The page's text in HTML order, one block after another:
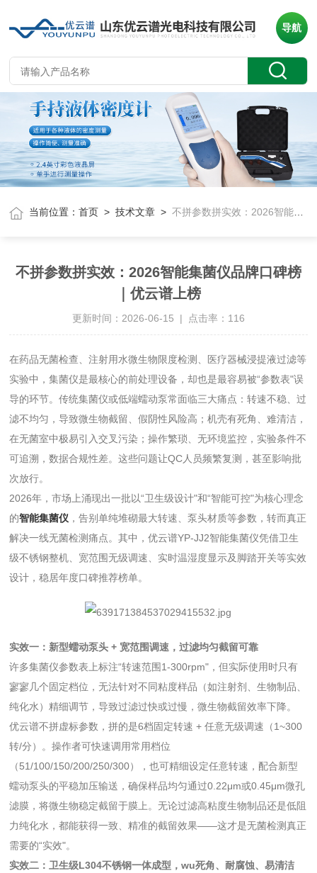
导航
当前位置：首页 >技术文章 >不拼参数拼实效：2026智能集菌仪品牌口碑榜｜优云谱上榜
不拼参数拼实效：2026智能集菌仪品牌口碑榜
｜优云谱上榜
更新时间：2026-06-15 | 点击率：116
在药品无菌检查、注射用水微生物限度检测、医疗器械浸提液过滤等
实验中，集菌仪是最核心的前处理设备，却也是最容易被“参数表"误
导的环节。传统集菌仪或低端蠕动泵常面临三大痛点：转速不稳、过
滤不均匀，导致微生物截留、假阴性风险高；机壳有死角、难清洁，
在无菌室中极易引入交叉污染；操作繁琐、无环境监控，实验条件不
可追溯，数据合规性差。这些问题让QC人员频繁复测，甚至影响批
次放行。
2026年，市场上涌现出一批以“卫生级设计"和“智能可控"为核心理念
的智能集菌仪 ，告别单纯堆砌最大转速、泵头材质等参数，转而真正
解决一线无菌检测痛点。其中，优云谱YP-JJ2智能集菌仪凭借卫生
级不锈钢整机、宽范围无级调速、实时温湿度显示及脚踏开关等实效
设计，稳居年度口碑推荐榜单。
实效一：新型蠕动泵头 + 宽范围调速，过滤均匀截留可靠
许多集菌仪参数表上标注“转速范围1-300rpm"，但实际使用时只有
寥寥几个固定档位，无法针对不同粘度样品（如注射剂、生物制品、
纯化水）精细调节，导致过滤过快或过慢，微生物截留效率下降。
优云谱不拼虚标参数，拼的是6档固定转速 + 任意无级调速（1~300
转/分）。操作者可快速调用常用档位
（51/100/150/200/250/300），也可精细设定任意转速，配合新型
蠕动泵头的平稳加压输送，确保样品均匀通过0.22μm或0.45μm微孔
滤膜，将微生物稳定截留于膜上。无论过滤高粘度生物制品还是低阻
力纯化水，都能获得一致、精准的截留效果——这才是无菌检测真正
需要的“实效"。
实效二：卫生级L304不锈钢一体成型，wu死角、耐腐蚀、易清洁